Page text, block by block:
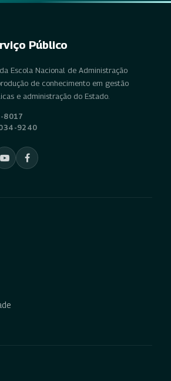
Público
Escola Nacional de Administração
de conhecimento em gestão
e administração do Estado.
8017
9240